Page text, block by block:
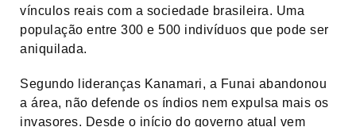
vínculos reais com a sociedade brasileira. Uma
população entre 300 e 500 indivíduos que pode ser
aniquilada.
Segundo lideranças Kanamari, a Funai abandonou
a área, não defende os índios nem expulsa mais os
invasores. Desde o início do governo atual vem